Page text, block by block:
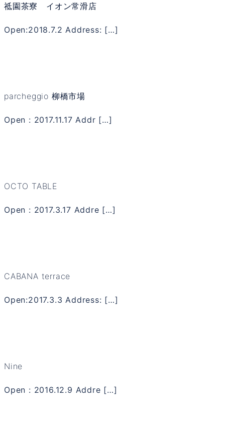
祗園茶寮 イオン常滑店
Open:2018.7.2 Address: […]
parcheggio 柳橋市場
Open : 2017.11.17 Addr […]
OCTO TABLE
Open : 2017.3.17 Addre […]
CABANA terrace
Open:2017.3.3 Address: […]
Nine
Open : 2016.12.9 Addre […]